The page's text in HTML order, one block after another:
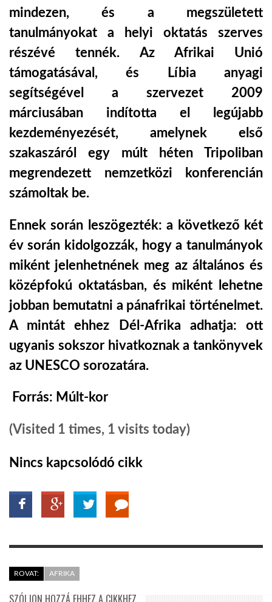
mindezen, és a megszületett
tanulmányokat a helyi oktatás szerves
részévé tennék. Az Afrikai Unió
támogatásával, és Líbia anyagi
segítségével a szervezet 2009
márciusában indította el legújabb
kezdeményezését, amelynek első
szakaszáról egy múlt héten Tripoliban
megrendezett nemzetközi konferencián
számoltak be.
Ennek során leszögezték: a következő két
év során kidolgozzák, hogy a tanulmányok
miként jelenhetnének meg az általános és
középfokú oktatásban, és miként lehetne
jobban bemutatni a pánafrikai történelmet.
A mintát ehhez Dél-Afrika adhatja: ott
ugyanis sokszor hivatkoznak a tankönyvek
az UNESCO sorozatára.
Forrás: Múlt-kor
(Visited 1 times, 1 visits today)
Nincs kapcsolódó cikk
ROVAT: AFRIKA